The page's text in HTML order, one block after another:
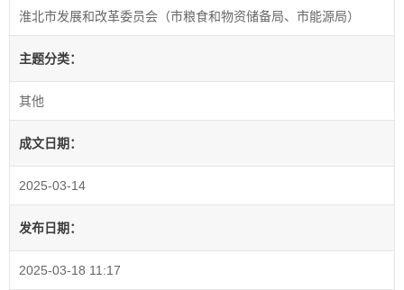
淮北市发展和改革委员会（市粮食和物资储备局、市能源局）
主题分类：
其他
成文日期：
2025-03-14
发布日期：
2025-03-18 11:17